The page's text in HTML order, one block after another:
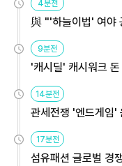
4분전
與 "'하늘이법' 여야
9분전
'캐시딜' 캐시워크
14분전
관세전쟁 '엔드게임'
용해야
17분전
섬유패션 글로벌 경